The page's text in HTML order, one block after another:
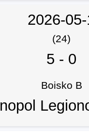
2026-
(24)
5 - 0
Boisko B